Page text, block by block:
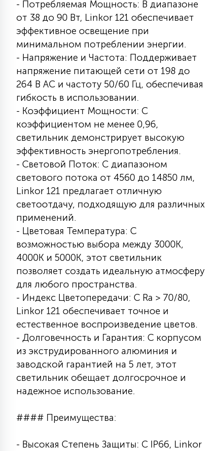
С УПРАВЛЕНИЕМ
АКСЕССУАРЫ
- Потребляемая Мощность: В диапазоне
от 38 до 90 Вт, Linkor 121 обеспечивает
эффективное освещение при
минимальном потреблении энергии.
- Напряжение и Частота: Поддерживает
напряжение питающей сети от 198 до
264 В АС и частоту 50/60 Гц, обеспечивая
гибкость в использовании.
- Коэффициент Мощности: С
коэффициентом не менее 0,96,
светильник демонстрирует высокую
эффективность энергопотребления.
- Световой Поток: С диапазоном
светового потока от 4560 до 14850 лм,
Linkor 121 предлагает отличную
светоотдачу, подходящую для различных
применений.
- Цветовая Температура: С
возможностью выбора между 3000К,
4000К и 5000К, этот светильник
позволяет создать идеальную атмосферу
для любого пространства.
- Индекс Цветопередачи: С Ra > 70/80,
Linkor 121 обеспечивает точное и
естественное воспроизведение цветов.
- Долговечность и Гарантия: С корпусом
из экструдированного алюминия и
заводской гарантией на 5 лет, этот
светильник обещает долгосрочное и
надежное использование.
#### Преимущества:
- Высокая Степень Защиты: С IP66, Linkor